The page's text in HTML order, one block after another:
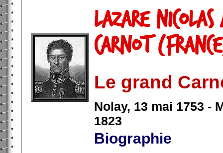
Lazare
Carnot
Le grand
Nolay, 13 mai 1753 -
1823
Biographie